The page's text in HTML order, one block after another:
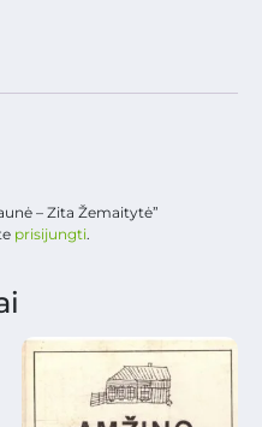
– Zita Žemaitytė”
prisijungti.